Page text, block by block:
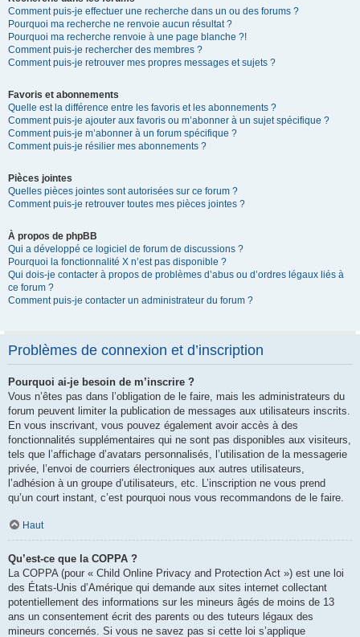
Comment puis-je effectuer une recherche dans un ou des forums ?
Pourquoi ma recherche ne renvoie aucun résultat ?
Pourquoi ma recherche renvoie à une page blanche ?!
Comment puis-je rechercher des membres ?
Comment puis-je retrouver mes propres messages et sujets ?
Favoris et abonnements
Quelle est la différence entre les favoris et les abonnements ?
Comment puis-je ajouter aux favoris ou m’abonner à un sujet spécifique ?
Comment puis-je m’abonner à un forum spécifique ?
Comment puis-je résilier mes abonnements ?
Pièces jointes
Quelles pièces jointes sont autorisées sur ce forum ?
Comment puis-je retrouver toutes mes pièces jointes ?
À propos de phpBB
Qui a développé ce logiciel de forum de discussions ?
Pourquoi la fonctionnalité X n’est pas disponible ?
Qui dois-je contacter à propos de problèmes d’abus ou d’ordres légaux liés à
ce forum ?
Comment puis-je contacter un administrateur du forum ?
Problèmes de connexion et d’inscription
Pourquoi ai-je besoin de m’inscrire ?
Vous n’êtes pas dans l’obligation de le faire, mais les administrateurs du
forum peuvent limiter la publication de messages aux utilisateurs inscrits.
En vous inscrivant, vous pouvez également avoir accès à des
fonctionnalités supplémentaires qui ne sont pas disponibles aux visiteurs,
tels que l’affichage d’avatars personnalisés, l’utilisation de la messagerie
privée, l’envoi de courriers électroniques aux autres utilisateurs,
l’adhésion à un groupe d’utilisateurs, etc. L’inscription ne vous prend
qu’un court instant, c’est pourquoi nous vous recommandons de le faire.
Haut
Qu’est-ce que la COPPA ?
La COPPA (pour « Child Online Privacy and Protection Act ») est une loi
des États-Unis d’Amérique qui demande aux sites internet collectant
potentiellement des informations sur les mineurs âgés de moins de 13
ans un consentement écrit des parents ou des tuteurs légaux des
mineurs concernés. Si vous ne savez pas si cette loi s’applique